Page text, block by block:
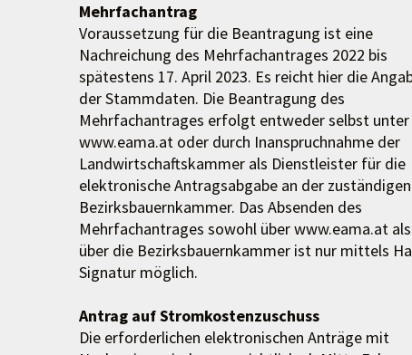
Mehrfachantrag
Voraussetzung für die Beantragung ist eine
Nachreichung des Mehrfachantrages 2022 bis
spätestens 17. April 2023. Es reicht hier die
der Stammdaten. Die Beantragung des
Mehrfachantrages erfolgt entweder selbst unter
www.eama.at oder durch Inanspruchnahme der
Landwirtschaftskammer als Dienstleister für die
elektronische Antragsabgabe an der zuständigen
Bezirksbauernkammer. Das Absenden des
Mehrfachantrages sowohl über www.eama.at
über die Bezirksbauernkammer ist nur mittels
Signatur möglich.
Antrag auf Stromkostenzuschuss
Die erforderlichen elektronischen Anträge mit